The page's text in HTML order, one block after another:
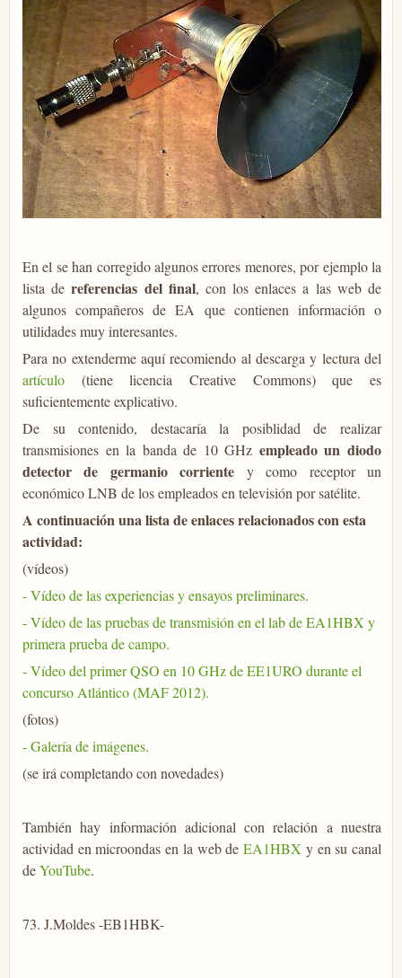
En el se han corregido algunos errores menores, por ejemplo la
lista dereferencias del final, con los enlaces a las web de
algunos compañeros de EA que contienen información o
utilidades muy interesantes.
Para no extenderme aquí recomiendo al descarga y lectura del
artículo (tiene licencia Creative Commons) que es
suficientemente explicativo.
De su contenido, destacaría la posiblidad de realizar
transmisiones en la banda de 10 GHz empleado un diodo
detector de germanio corriente y como receptor un
económico LNB de los empleados en televisión por satélite.
A continuación una lista de enlaces relacionados con esta
actividad:
(vídeos)
- Vídeo de las experiencias y ensayos preliminares.
- Vídeo de las pruebas de transmisión en el lab de EA1HBX y
primera prueba de campo.
- Vídeo del primer QSO en 10 GHz de EE1URO durante el
concurso Atlántico (MAF 2012).
(fotos)
- Galería de imágenes.
(se irá completando con novedades)
También hay información adicional con relación a nuestra
actividad en microondas en la web deEA1HBX y en su canal
deYouTube.
73. J.Moldes -EB1HBK-